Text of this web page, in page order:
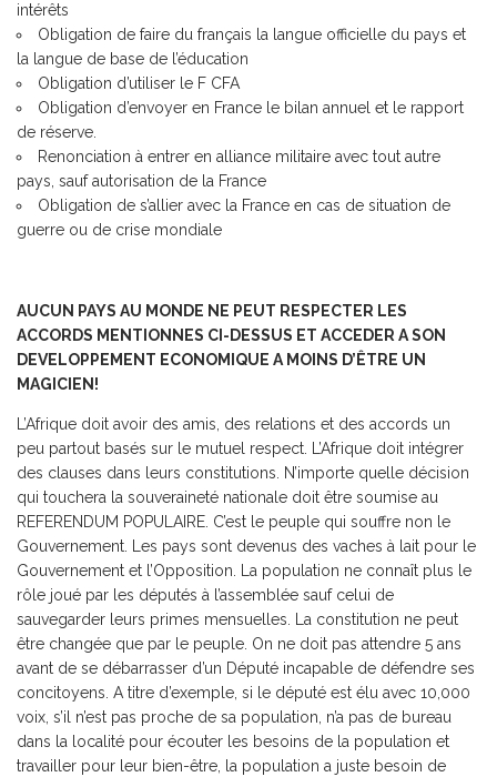
intérêts
Obligation de faire du français la langue officielle du pays et
la langue de base de l’éducation
Obligation d’utiliser le F CFA
Obligation d’envoyer en France le bilan annuel et le rapport
de réserve.
Renonciation à entrer en alliance militaire avec tout autre
pays, sauf autorisation de la France
Obligation de s’allier avec la France en cas de situation de
guerre ou de crise mondiale
AUCUN PAYS AU MONDE NE PEUT RESPECTER LES
ACCORDS MENTIONNES CI-DESSUS ET ACCEDER A SON
DEVELOPPEMENT ECONOMIQUE A MOINS D’ÊTRE UN
MAGICIEN!
L’Afrique doit avoir des amis, des relations et des accords un
peu partout basés sur le mutuel respect. L’Afrique doit intégrer
des clauses dans leurs constitutions. N’importe quelle décision
qui touchera la souveraineté nationale doit être soumise au
REFERENDUM POPULAIRE. C’est le peuple qui souffre non le
Gouvernement. Les pays sont devenus des vaches à lait pour le
Gouvernement et l’Opposition. La population ne connaît plus le
rôle joué par les députés à l’assemblée sauf celui de
sauvegarder leurs primes mensuelles. La constitution ne peut
être changée que par le peuple. On ne doit pas attendre 5 ans
avant de se débarrasser d’un Député incapable de défendre ses
concitoyens. A titre d’exemple, si le député est élu avec 10,000
voix, s’il n’est pas proche de sa population, n’a pas de bureau
dans la localité pour écouter les besoins de la population et
travailler pour leur bien-être, la population a juste besoin de